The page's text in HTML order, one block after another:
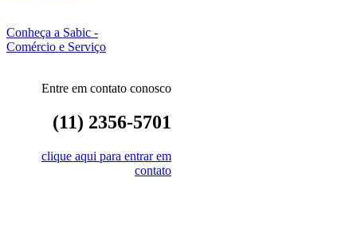
Conheça a Sabic -
Comércio e Serviço
Entre em contato conosco
(11) 2356-5701
clique aqui para entrar em
contato